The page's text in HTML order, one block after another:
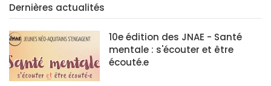
Dernières actualités
10e édition des JNAE - Santé
mentale : s'écouter et être
écouté.e